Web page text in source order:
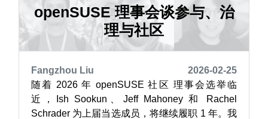
openSUSE 理事会谈参与、治
理与社区
Fangzhou Liu
2026-02-25
随着 2026 年 openSUSE 社区 理事会选举临
近，Ish Sookun、Jeff Mahoney 和 Rachel
Schrader 为上届当选成员，将继续履职 1 年。我